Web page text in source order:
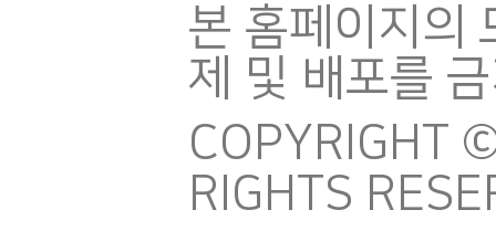
본 홈페이지의
제 및 배포를
COPYRIGHT
RIGHTS